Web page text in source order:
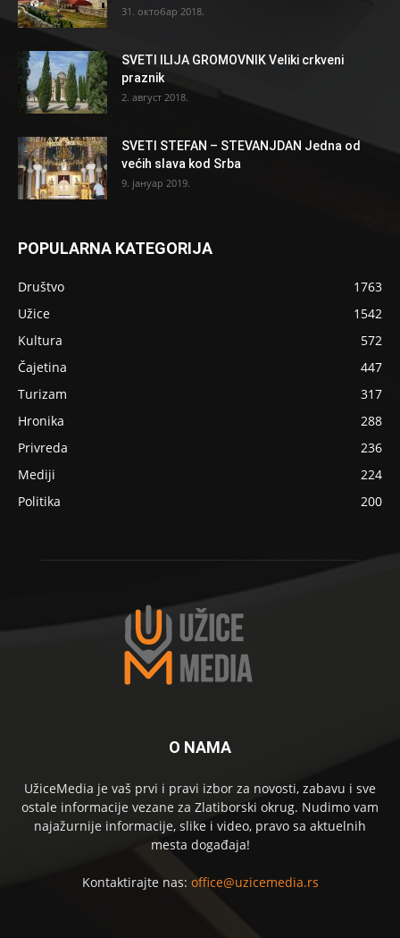
31. октобар 2018.
SVETI ILIJA GROMOVNIK Veliki crkveni
praznik
2. август 2018.
SVETI STEFAN – STEVANJDAN Jedna od
većih slava kod Srba
9. јануар 2019.
POPULARNA KATEGORIJA
Društvo
1763
Užice
1542
Kultura
572
Čajetina
447
Turizam
317
Hronika
288
Privreda
236
Mediji
224
Politika
200
O NAMA
UžiceMedia je vaš prvi i pravi izbor za novosti, zabavu i sve
ostale informacije vezane za Zlatiborski okrug. Nudimo vam
najažurnije informacije, slike i video, pravo sa aktuelnih
mesta događaja!
Kontaktirajte nas: office@uzicemedia.rs